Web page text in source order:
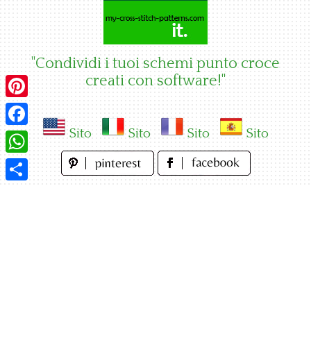
"Condividi i tuoi schemi punto croce
creati con software!"
Sito Sito Sito Sito
Pinterest
Facebook
WhatsApp